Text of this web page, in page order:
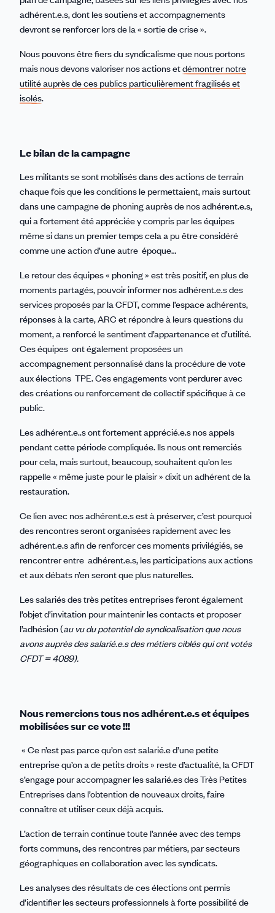
adhérent.e.s, dont les soutiens et accompagnements
devront se renforcer lors de la « sortie de crise ».
Nous pouvons être fiers du syndicalisme que nous portons
mais nous devons valoriser nos actions etdémontrer notre
utilité auprès de ces publics particulièrement fragilisés et
isolés.
Le bilan de la campagne
Les militants se sont mobilisés dans des actions de terrain
chaque fois que les conditions le permettaient, mais surtout
dans une campagne de phoning auprès de nos adhérent.e.s,
qui a fortement été appréciée y compris par les équipes
même si dans un premier temps cela a pu être considéré
comme une action d’une autre époque…
Le retour des équipes « phoning » est très positif, en plus de
moments partagés, pouvoir informer nos adhérent.e.s des
services proposés par la CFDT, comme l’espace adhérents,
réponses à la carte, ARC et répondre à leurs questions du
moment, a renforcé le sentiment d’appartenance et d’utilité.
Ces équipes ont également proposées un
accompagnement personnalisé dans la procédure de vote
aux élections TPE. Ces engagements vont perdurer avec
des créations ou renforcement de collectif spécifique à ce
public.
Les adhérent.e..s ont fortement apprécié.e.s nos appels
pendant cette période compliquée. Ils nous ont remerciés
pour cela, mais surtout, beaucoup, souhaitent qu’on les
rappelle « même juste pour le plaisir » dixit un adhérent de la
restauration.
Ce lien avec nos adhérent.e.s est à préserver, c’est pourquoi
des rencontres seront organisées rapidement avec les
adhérent.e.s afin de renforcer ces moments privilégiés, se
rencontrer entre adhérent.e.s, les participations aux actions
et aux débats n’en seront que plus naturelles.
Les salariés des très petites entreprises feront également
l’objet d’invitation pour maintenir les contacts et proposer
l’adhésion (au vu du potentiel de syndicalisation que nous
avons auprès des salarié.e.s des métiers ciblés qui ont votés
CFDT = 4089).
Nous remercions tous nos adhérent.e.s et équipes
mobilisées sur ce vote !!!
« Ce n’est pas parce qu’on est salarié.e d’une petite
entreprise qu’on a de petits droits » reste d’actualité, la CFDT
s’engage pour accompagner les salarié.es des Très Petites
Entreprises dans l’obtention de nouveaux droits, faire
connaître et utiliser ceux déjà acquis.
L’action de terrain continue toute l’année avec des temps
forts communs, des rencontres par métiers, par secteurs
géographiques en collaboration avec les syndicats.
Les analyses des résultats de ces élections ont permis
d’identifier les secteurs professionnels à forte possibilité de